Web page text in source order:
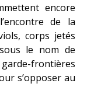
encore
de la
corps jetés
le nom de
frontières
s’opposer au